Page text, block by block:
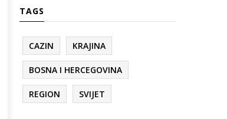
TAGS
CAZIN KRAJINA
BOSNA I HERCEGOVINA
REGION SVIJET